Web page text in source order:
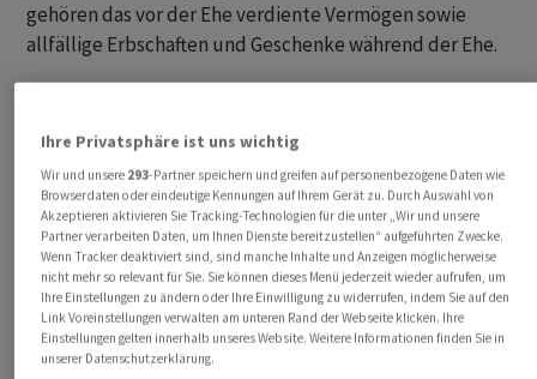
gehören das vor der Ehe verdiente Vermögen sowie
allfällige Erbschaften und Geschenke während der Ehe.
Ihre Privatsphäre ist uns wichtig
Wir und unsere 293-Partner speichern und greifen auf personenbezogene Daten wie
Browserdaten oder eindeutige Kennungen auf Ihrem Gerät zu. Durch Auswahl von
Akzeptieren aktivieren Sie Tracking-Technologien für die unter „Wir und unsere
Partner verarbeiten Daten, um Ihnen Dienste bereitzustellen“ aufgeführten Zwecke.
Wenn Tracker deaktiviert sind, sind manche Inhalte und Anzeigen möglicherweise
nicht mehr so relevant für Sie. Sie können dieses Menü jederzeit wieder aufrufen, um
Ihre Einstellungen zu ändern oder Ihre Einwilligung zu widerrufen, indem Sie auf den
Link Voreinstellungen verwalten am unteren Rand der Webseite klicken. Ihre
Einstellungen gelten innerhalb unseres Website. Weitere Informationen finden Sie in
unserer Datenschutzerklärung.